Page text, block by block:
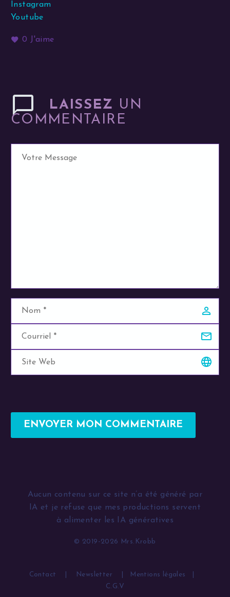
Instagram
Youtube
0 J'aime
LAISSEZ UN
COMMENTAIRE
ENVOYER MON COMMENTAIRE
Aucun contenu sur ce site n’a été généré par
IA et je refuse que mes productions servent
à alimenter les IA génératives
© 2019-2026 Mrs.Krobb
Contact Newsletter Mentions légales
C.G.V